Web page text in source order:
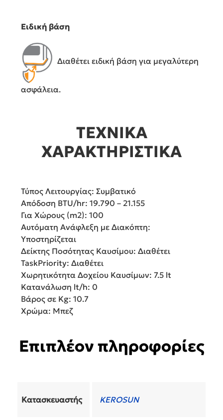
Ειδική βάση
Διαθέτει ειδική βάση για μεγαλύτερη
ασφάλεια.
ΤΕΧΝΙΚΑ
ΧΑΡΑΚΤΗΡΙΣΤΙΚΑ
Τύπος Λειτουργίας: Συμβατικό
Απόδοση BTU/hr: 19.790 – 21.155
Για Χώρους (m2): 100
Αυτόματη Ανάφλεξη με Διακόπτη:
Υποστηρίζεται
Δείκτης Ποσότητας Καυσίμου: Διαθέτει
TaskPriority: Διαθέτει
Χωρητικότητα Δοχείου Καυσίμων: 7.5 lt
Κατανάλωση lt/h: 0
Βάρος σε Kg: 10.7
Χρώμα: Μπεζ
Επιπλέον πληροφορίες
Κατασκευαστής KEROSUN